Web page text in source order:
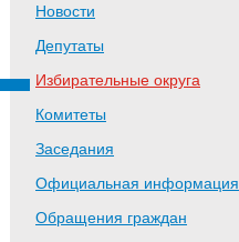
Новости
Депутаты
Избирательные округа
Комитеты
Заседания
Официальная информация
Обращения граждан